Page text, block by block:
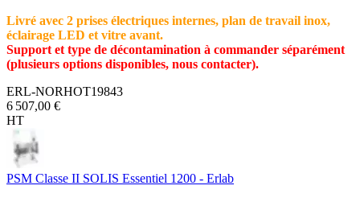
Livré avec 2 prises électriques internes, plan de travail inox,
éclairage LED et vitre avant.
Support et type de décontamination à commander séparément
(plusieurs options disponibles, nous contacter).
ERL-NORHOT19843
6 507,00 €
HT
PSM Classe II SOLIS Essentiel 1200 - Erlab